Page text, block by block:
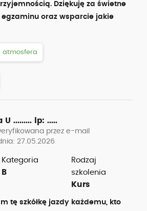
Dziękuję za świetne
oraz wsparcie jakie
atmosfera
......... ip: .....
przez e-mail
27.05.2026
Kategoria
B
Rodzaj
szkolenia
Kurs
tę szkółkę jazdy każdemu, kto